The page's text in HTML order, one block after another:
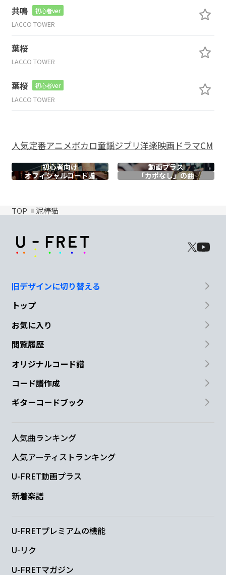
共鳴 初心者ver
LACCO TOWER
葉桜
LACCO TOWER
葉桜 初心者ver
LACCO TOWER
人気定番アニメボカロ童謡ジブリ洋楽映画ドラマCM
初心者向け
動画プラス
オフィシャルコード譜 「カポなし」の曲
TOP 泥棒猫
旧デザインに切り替える
トップ
お気に入り
閲覧履歴
オリジナルコード譜
コード譜作成
ギターコードブック
人気曲ランキング
人気アーティストランキング
U-FRET動画プラス
新着楽譜
U-FRETプレミアムの機能
U-リク
U-FRETマガジン